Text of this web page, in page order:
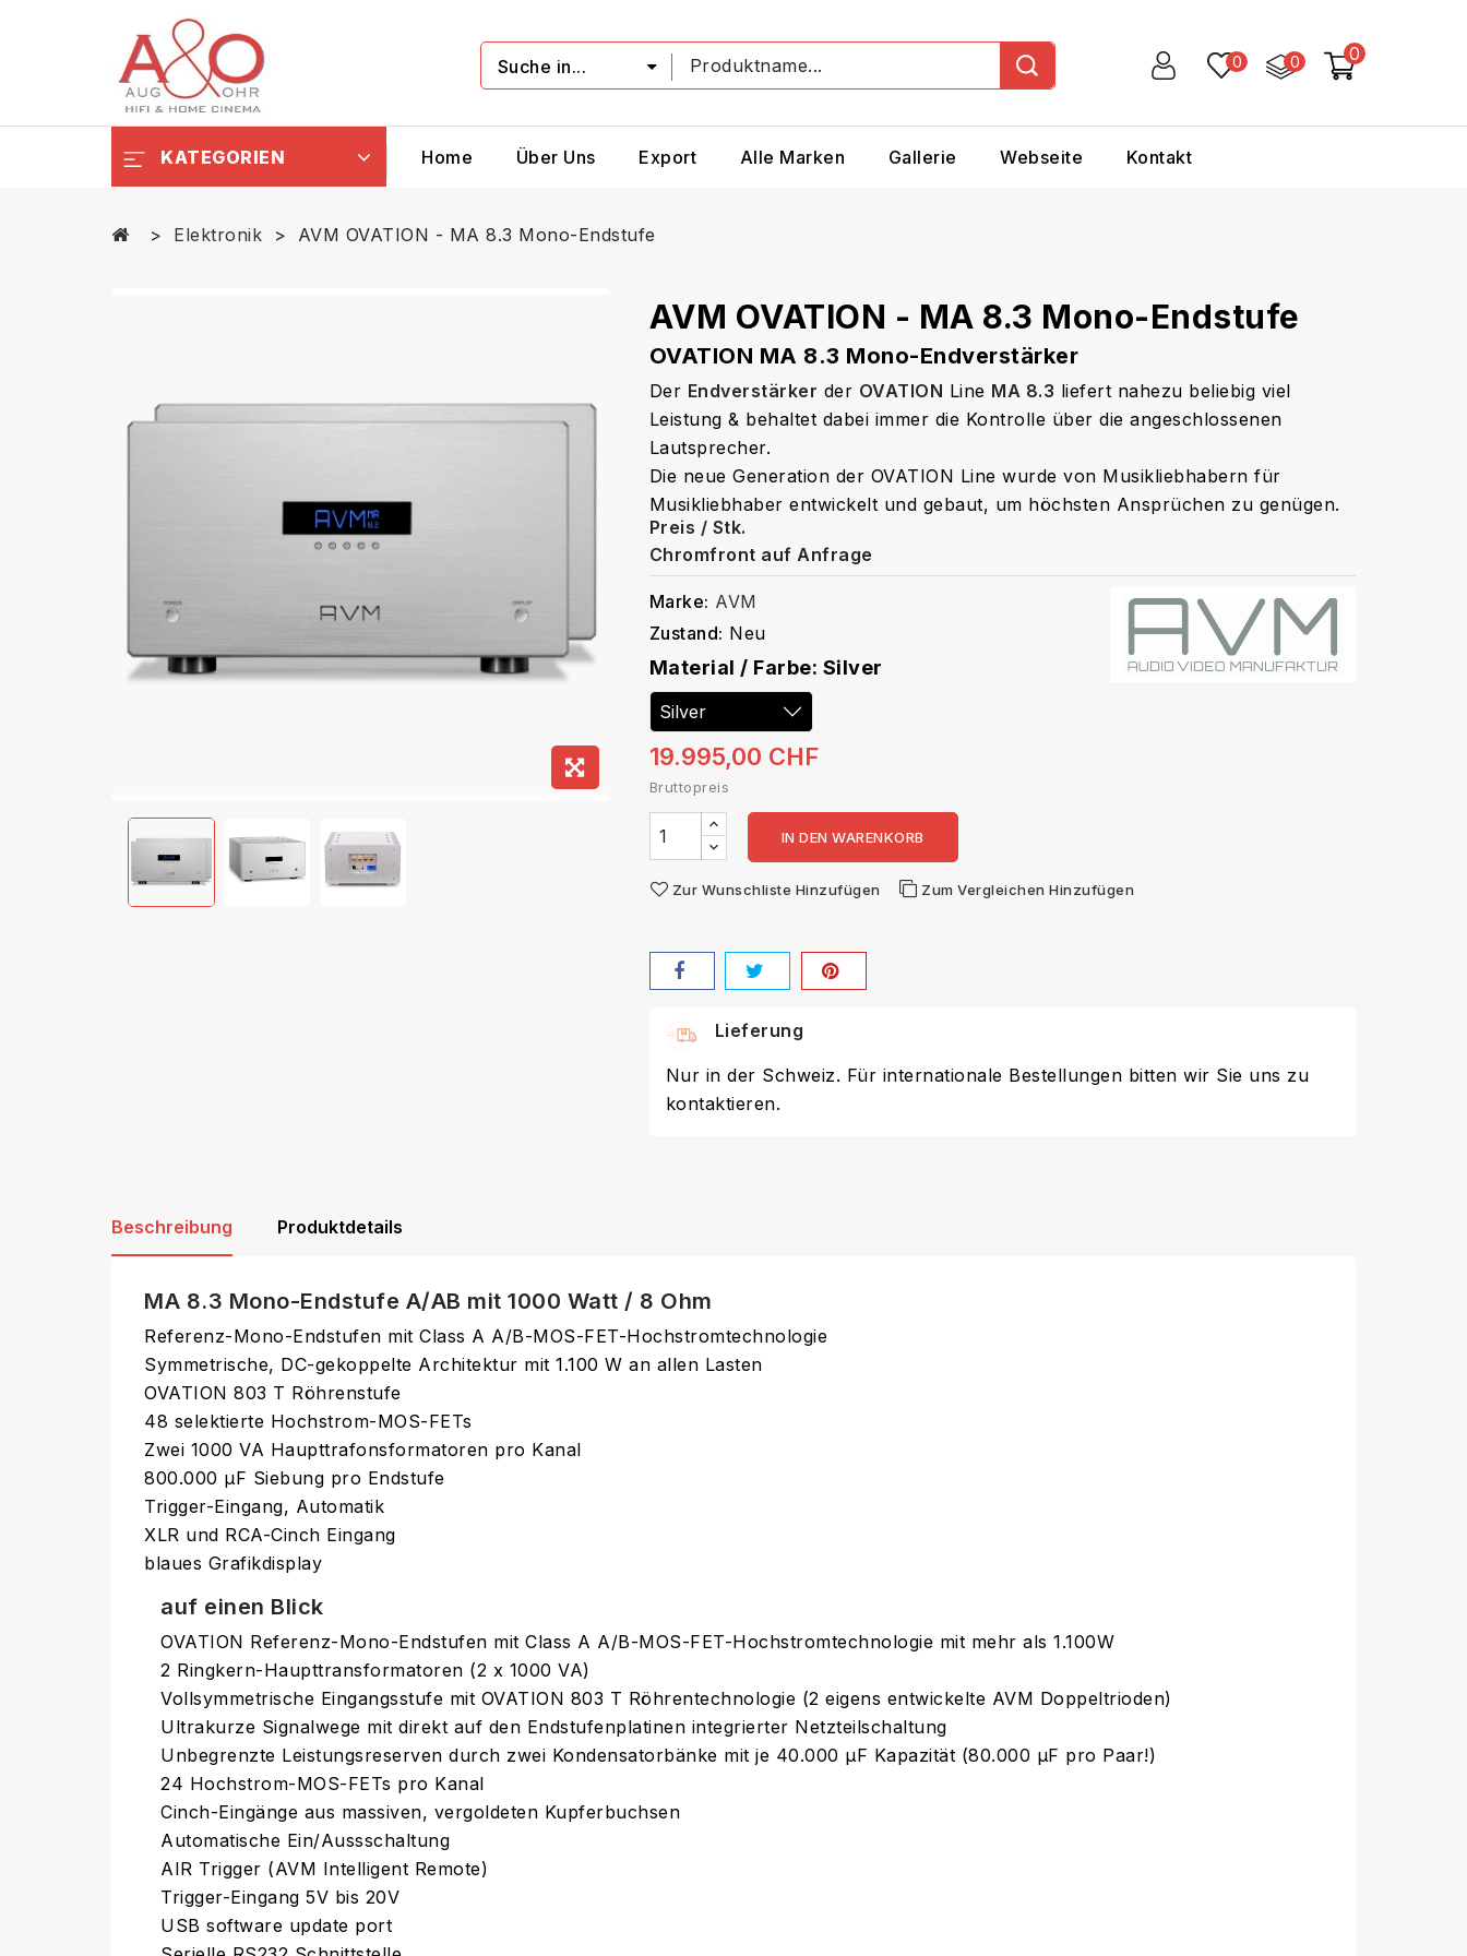
0
0
0
Suche in...
KATEGORIEN Home Über Uns Export Alle Marken Gallerie Webseite Kontakt
Elektronik AVM OVATION - MA 8.3 Mono-Endstufe
AVM OVATION - MA 8.3 Mono-Endstufe
OVATION MA 8.3 Mono-Endverstärker
Der Endverstärker der OVATION Line MA 8.3 liefert nahezu beliebig viel
Leistung & behaltet dabei immer die Kontrolle über die angeschlossenen
Lautsprecher.
Die neue Generation der OVATION Line wurde von Musikliebhabern für
Musikliebhaber entwickelt und gebaut, um höchsten Ansprüchen zu genügen.
Preis / Stk.
Chromfront auf Anfrage
Marke: AVM
Zustand: Neu
Material / Farbe: Silver
19.995,00 CHF
Bruttopreis
IN DEN WARENKORB
Zur Wunschliste Hinzufügen Zum Vergleichen Hinzufügen
Lieferung
Nur in der Schweiz. Für internationale Bestellungen bitten wir Sie uns zu
kontaktieren.
Beschreibung Produktdetails
MA 8.3 Mono-Endstufe A/AB mit 1000 Watt / 8 Ohm
Referenz-Mono-Endstufen mit Class A A/B-MOS-FET-Hochstromtechnologie
Symmetrische, DC-gekoppelte Architektur mit 1.100 W an allen Lasten
OVATION 803 T Röhrenstufe
48 selektierte Hochstrom-MOS-FETs
Zwei 1000 VA Haupttrafonsformatoren pro Kanal
800.000 µF Siebung pro Endstufe
Trigger-Eingang, Automatik
XLR und RCA-Cinch Eingang
blaues Grafikdisplay
auf einen Blick
OVATION Referenz-Mono-Endstufen mit Class A A/B-MOS-FET-Hochstromtechnologie mit mehr als 1.100W
2 Ringkern-Haupttransformatoren (2 x 1000 VA)
Vollsymmetrische Eingangsstufe mit OVATION 803 T Röhrentechnologie (2 eigens entwickelte AVM Doppeltrioden)
Ultrakurze Signalwege mit direkt auf den Endstufenplatinen integrierter Netzteilschaltung
Unbegrenzte Leistungsreserven durch zwei Kondensatorbänke mit je 40.000 µF Kapazität (80.000 µF pro Paar!)
24 Hochstrom-MOS-FETs pro Kanal
Cinch-Eingänge aus massiven, vergoldeten Kupferbuchsen
Automatische Ein/Aussschaltung
AIR Trigger (AVM Intelligent Remote)
Trigger-Eingang 5V bis 20V
USB software update port